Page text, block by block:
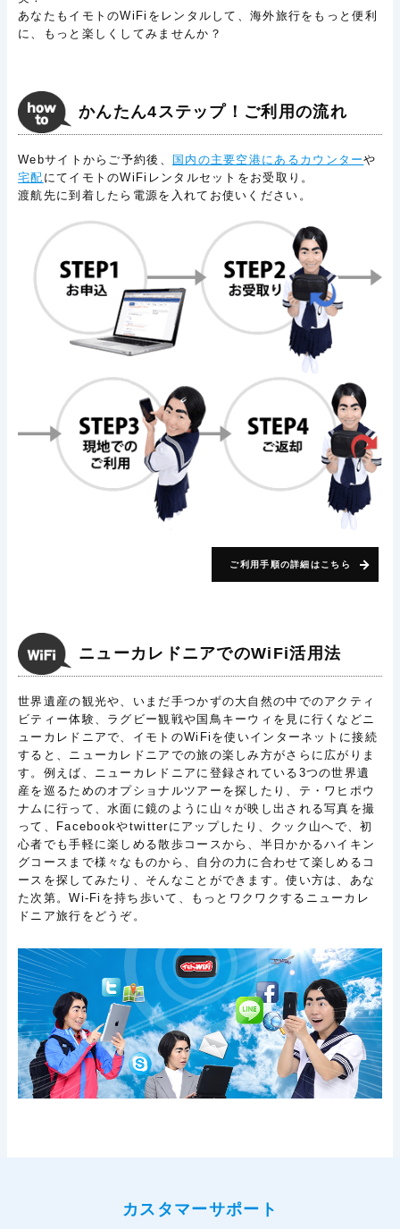
あなたもイモトのWiFiをレンタルして、海外旅行をもっと便利
に、もっと楽しくしてみませんか？
かんたん4ステップ！ご利用の流れ
Webサイトからご予約後、 国内の主要空港にあるカウンターや
宅配 にてイモトのWiFiレンタルセットをお受取り。
渡航先に到着したら電源を入れてお使いください。
ご利用手順の詳細はこちら
ニューカレドニアでのWiFi活用法
世界遺産の観光や、いまだ手つかずの大自然の中でのアクティ
ビティー体験、ラグビー観戦や国鳥キーウィを見に行くなどニ
ューカレドニアで、イモトのWiFiを使いインターネットに接続
すると、ニューカレドニアでの旅の楽しみ方がさらに広がりま
す。例えば、ニューカレドニアに登録されている3つの世界遺
産を巡るためのオプショナルツアーを探したり、テ・ワヒポウ
ナムに行って、水面に鏡のように山々が映し出される写真を撮
って、Facebookやtwitterにアップしたり、クック山へで、初
心者でも手軽に楽しめる散歩コースから、半日かかるハイキン
グコースまで様々なものから、自分の力に合わせて楽しめるコ
ースを探してみたり、そんなことができます。使い方は、あな
た次第。Wi-Fiを持ち歩いて、もっとワクワクするニューカレ
ドニア旅行をどうぞ。
カスタマーサポート